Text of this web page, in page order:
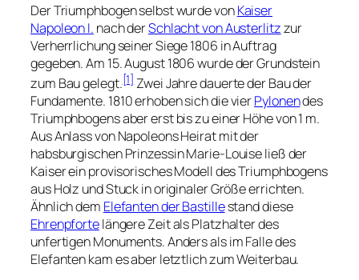
Der Triumphbogen selbst wurde vonKaiser
Napoleon I. nach derSchlacht von Austerlitzzur
Verherrlichung seiner Siege 1806 in Auftrag
gegeben. Am 15. August 1806 wurde der Grundstein
zum Bau gelegt.[1]Zwei Jahre dauerte der Bau der
Fundamente. 1810 erhoben sich die vierPylonendes
Triumphbogens aber erst bis zu einer Höhe von 1 m.
Aus Anlass von Napoleons Heirat mit der
habsburgischen Prinzessin Marie-Louise ließ der
Kaiser ein provisorisches Modell des Triumphbogens
aus Holz und Stuck in originaler Größe errichten.
Ähnlich dem Elefanten der Bastillestand diese
Ehrenpfortelängere Zeit als Platzhalter des
unfertigen Monuments. Anders als im Falle des
Elefanten kam es aber letztlich zum Weiterbau.